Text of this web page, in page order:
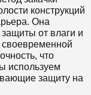
конструкций
Она
от влаги и
что
используем
защиту на